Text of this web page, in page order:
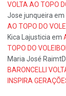
VOLTA AO TOPO
Jose junqueira em
AO TOPO DO
Kica Lajusticia em
TOPO DO
Maria José
BARONCELLI
INSPIRA